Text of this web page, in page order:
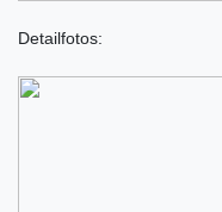
Detailfotos: